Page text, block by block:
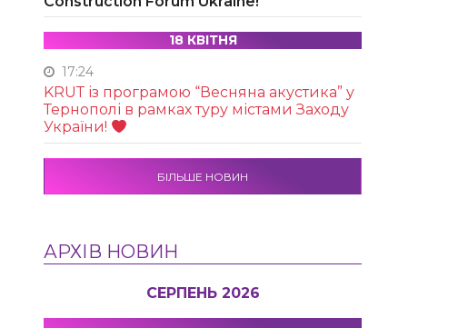
18 КВІТНЯ
17:24
KRUТ із програмою “Весняна акустика” у
Тернополі в рамках туру містами Заходу
України!
БІЛЬШЕ НОВИН
АРХІВ НОВИН
СЕРПЕНЬ 2026